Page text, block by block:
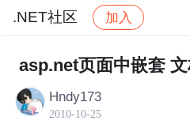
.NET社区 加入
.NET社区 帖子
asp.net页面中嵌套
Hndy173
2010-10-25